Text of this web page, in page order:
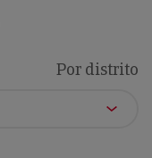
Por distrito